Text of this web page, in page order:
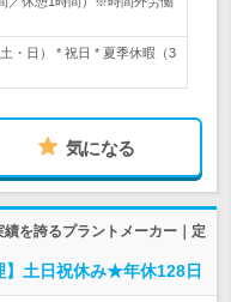
・日） * 祝日 * 夏季休暇（3
気になる
を誇るプラントメーカー｜定
】土日祝休み★年休128日